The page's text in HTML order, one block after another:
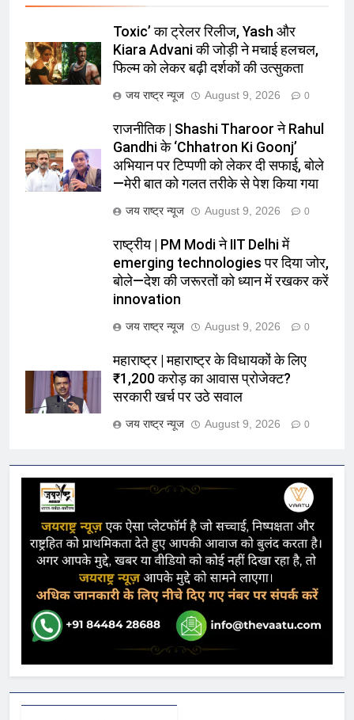
Toxic’ का ट्रेलर रिलीज, Yash और
Kiara Advani की जोड़ी ने मचाई हलचल,
फिल्म को लेकर बढ़ी दर्शकों की उत्सुकता
जय राष्ट्र न्यूज August 9, 2026 0
राजनीतिक | Shashi Tharoor ने Rahul
Gandhi के ‘Chhatron Ki Goonj’
अभियान पर टिप्पणी को लेकर दी सफाई, बोले
—मेरी बात को गलत तरीके से पेश किया गया
जय राष्ट्र न्यूज August 9, 2026 0
राष्ट्रीय | PM Modi ने IIT Delhi में
emerging technologies पर दिया जोर,
बोले—देश की जरूरतों को ध्यान में रखकर करें
innovation
जय राष्ट्र न्यूज August 9, 2026 0
महाराष्ट्र | महाराष्ट्र के विधायकों के लिए
₹1,200 करोड़ का आवास प्रोजेक्ट?
सरकारी खर्च पर उठे सवाल
जय राष्ट्र न्यूज August 9, 2026 0